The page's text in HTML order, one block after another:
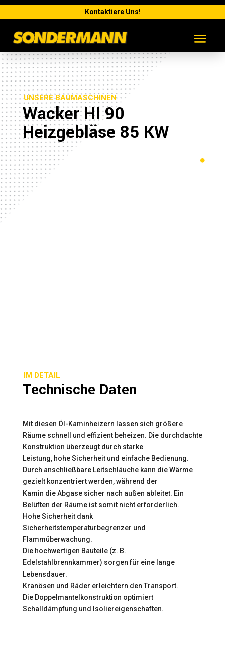
Kontaktiere Uns!
UNSERE BAUMASCHINEN
Wacker HI 90
Heizgebläse 85 KW
IM DETAIL
Technische Daten
Mit diesen Öl-Kaminheizern lassen sich größere
Räume schnell und effizient beheizen. Die durchdachte
Konstruktion überzeugt durch starke
Leistung, hohe Sicherheit und einfache Bedienung.
Durch anschließbare Leitschläuche kann die Wärme
gezielt konzentriert werden, während der
Kamin die Abgase sicher nach außen ableitet. Ein
Belüften der Räume ist somit nicht erforderlich.
Hohe Sicherheit dank
Sicherheitstemperaturbegrenzer und
Flammüberwachung.
Die hochwertigen Bauteile (z. B.
Edelstahlbrennkammer) sorgen für eine lange
Lebensdauer.
Kranösen und Räder erleichtern den Transport.
Die Doppelmantelkonstruktion optimiert
Schalldämpfung und Isoliereigenschaften.